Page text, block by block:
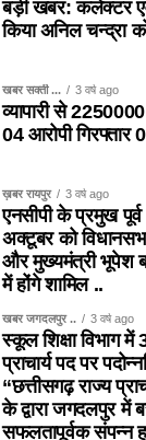
बड़ी खबर: कलेक्टर
किया अनिल चन्द्रा
खबर सक्ती ... 3 वर्ष ago
व्यापारी से
04 आरोपी गिरफ्तार
ख़बर रायपुर 3 वर्ष ago
एनसीपी के प्रमुख
अक्टूबर को
और मुख्यमंत्री भूपेश
में होंगे शामिल ..
खबर जगदलपुर .. 3 वर्ष ago
स्कूल शिक्षा विभाग
प्राचार्य पद पर
“छत्तीसगढ़ राज्य
के द्वारा जगदलपुर में
सफलतापूर्वक संपन्न